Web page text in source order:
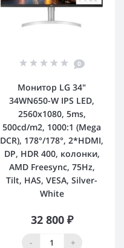
0
Монитор LG 34"
34WN650-W IPS LED,
2560x1080, 5ms,
500cd/m2, 1000:1 (Mega
DCR), 178°/178°, 2*HDMI,
DP, HDR 400, колонки,
AMD Freesync, 75Hz,
Tilt, HAS, VESA, Silver-
White
32 800 ₽
- +